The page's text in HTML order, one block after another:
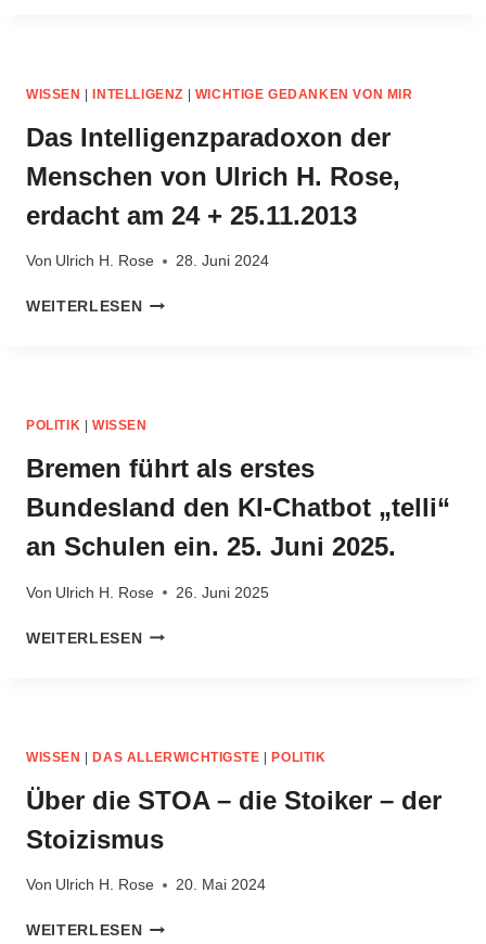
TRENNUNG
VON
SOZIOPATHEN.
30.03.2015
WISSEN |INTELLIGENZ | WICHTIGE GEDANKEN VON MIR
Das Intelligenzparadoxon der
Menschen von Ulrich H. Rose,
erdacht am 24 + 25.11.2013
Von Ulrich H. Rose 28. Juni 2024
WEITERLESENDAS
ROSE,
AM
+
POLITIK WISSEN
Bremen führt als erstes
Bundesland den KI-Chatbot „telli“
an Schulen ein. 25. Juni 2025.
Von Ulrich H. Rose 26. Juni 2025
WEITERLESENBREMEN
CHATBOT
„TELLI“
AN
EIN.
JUNI
WISSEN |DAS ALLERWICHTIGSTE |POLITIK
Über die STOA – die Stoiker – der
Stoizismus
Von Ulrich H. Rose 20. Mai 2024
WEITERLESENÜBER